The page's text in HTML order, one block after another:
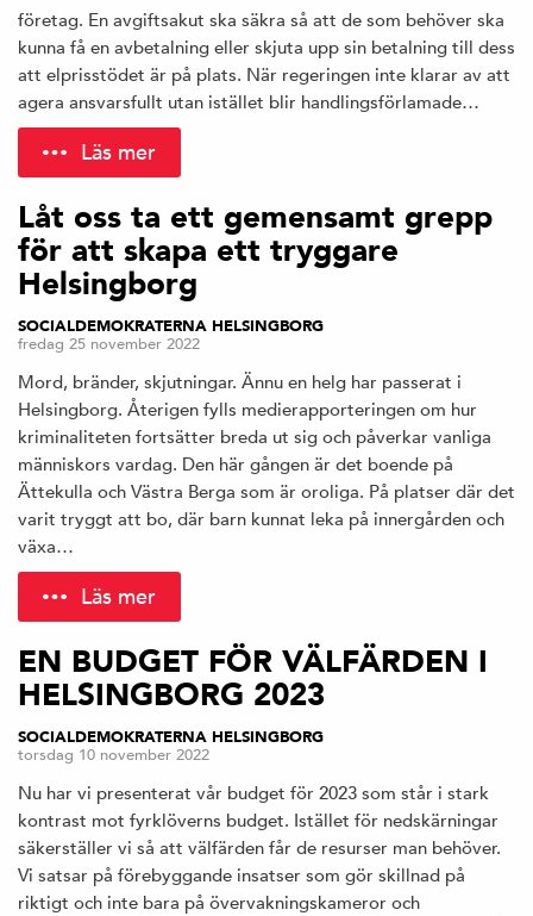
företag. En avgiftsakut ska säkra så att de som behöver ska
kunna få en avbetalning eller skjuta upp sin betalning till dess
att elprisstödet är på plats. När regeringen inte klarar av att
agera ansvarsfullt utan istället blir handlingsförlamade…
Läs mer
Låt oss ta ett gemensamt grepp
för att skapa ett tryggare
Helsingborg
SOCIALDEMOKRATERNA HELSINGBORG
fredag 25 november 2022
Mord, bränder, skjutningar. Ännu en helg har passerat i
Helsingborg. Återigen fylls medierapporteringen om hur
kriminaliteten fortsätter breda ut sig och påverkar vanliga
människors vardag. Den här gången är det boende på
Ättekulla och Västra Berga som är oroliga. På platser där det
varit tryggt att bo, där barn kunnat leka på innergården och
växa…
Läs mer
EN BUDGET FÖR VÄLFÄRDEN I
HELSINGBORG 2023
SOCIALDEMOKRATERNA HELSINGBORG
torsdag 10 november 2022
Nu har vi presenterat vår budget för 2023 som står i stark
kontrast mot fyrklöverns budget. Istället för nedskärningar
säkerställer vi så att välfärden får de resurser man behöver.
Vi satsar på förebyggande insatser som gör skillnad på
riktigt och inte bara på övervakningskameror och